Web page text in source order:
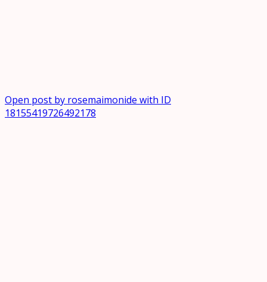
Open post by rosemaimonide with ID
18155419726492178